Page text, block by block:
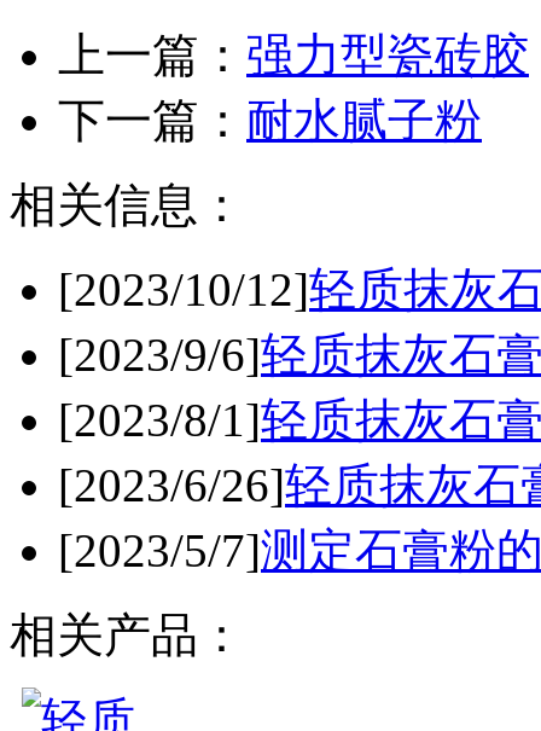
上一篇： 强力型瓷砖胶
下一篇： 耐水腻子粉
相关信息：
[2023/10/12]轻质抹灰
[2023/9/6]轻质抹灰石
[2023/8/1]轻质抹灰石
[2023/6/26]轻质抹灰石
[2023/5/7]测定石膏粉
相关产品：